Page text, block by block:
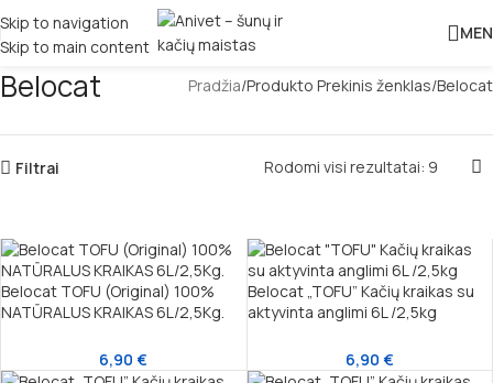
Skip to navigation
Skip to main content
Belocat Pradžia Produkto Prekinis ženklas Belocat
Filtrai Rodomi visi rezultatai: 9
Belocat TOFU (Original) 100%
NATŪRALUS KRAIKAS 6L/2,5Kg.
6,90€
Belocat „TOFU” Kačių kraikas su
aktyvinta anglimi 6L /2,5kg
6,90 €